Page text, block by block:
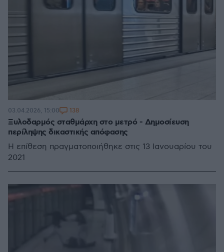
Ξυλοδαρμός σταθμάρχη στο μετρό - Δημοσίευση
περίληψης δικαστικής απόφασης
Η επίθεση πραγματοποιήθηκε στις 13 Ιανουαρίου του
2021
03.04.2026, 15:00 138